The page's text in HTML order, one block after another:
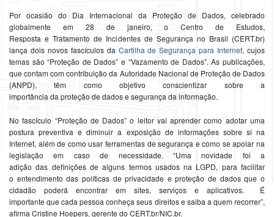
Por ocasião do Dia Internacional da Proteção de Dados, celebrado
globalmente em28 de janeiro, o Centrode Estudos,
Respostae Tratamentode Incidentes de Segurança no Brasil (CERT.br)
lança dois novos fascículos da Cartilhade Segurança para Internet, cujos
temas são “Proteção de Dados”e “Vazamentode Dados”. As publicações,
que contam com contribuiçãoda Autoridade Nacional de Proteção de Dados
(ANPD), têm como objetivo conscientizar sobre a
importância da proteção dedadosesegurança da informação.
No fascículo “Proteção de Dados” o leitor vai aprender como adotar uma
postura preventivae diminuir a exposição de informações sobre si na
Internet, alémde como usar ferramentas de segurança e como se apoiar na
legislaçãoem casode necessidade. “Uma novidade foi a
adiçãodas definições de alguns termos usados na LGPD, para facilitar
o entendimentodas políticas de privacidade e proteção de dados que o
cidadão poderá encontrar em sites, serviços e aplicativos. É
importante que cada pessoa conheça seus direitose saiba a quemrecorrer”,
afirma Cristine Hoepers, gerente do CERT.br/NIC.br.